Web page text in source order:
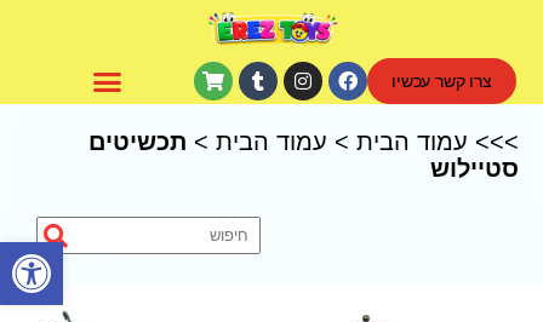
פתח סרגל נגישות
צרו קשר עכשיו
>>> עמוד הבית > עמוד הבית > תכשיטים
סטיילוש